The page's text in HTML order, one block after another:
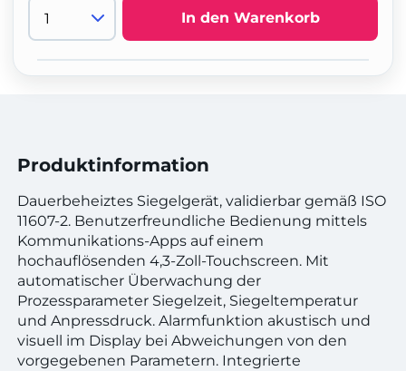
In den Warenkorb
Produktinformation
Dauerbeheiztes Siegelgerät, validierbar gemäß ISO
11607-2. Benutzerfreundliche Bedienung mittels
Kommunikations-Apps auf einem
hochauflösenden 4,3-Zoll-Touchscreen. Mit
automatischer Überwachung der
Prozessparameter Siegelzeit, Siegeltemperatur
und Anpressdruck. Alarmfunktion akustisch und
visuell im Display bei Abweichungen von den
vorgegebenen Parametern. Integrierte